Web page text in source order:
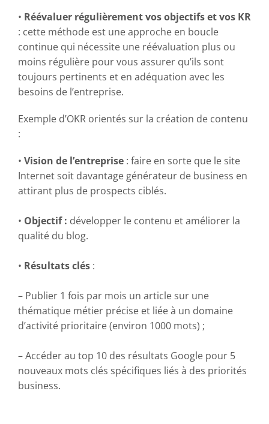
• Réévaluer régulièrement vos objectifs et vos KR
: cette méthode est une approche en boucle
continue qui nécessite une réévaluation plus ou
moins régulière pour vous assurer qu’ils sont
toujours pertinents et en adéquation avec les
besoins de l’entreprise.
Exemple d’OKR orientés sur la création de contenu
:
• Vision de l’entreprise: faire en sorte que le site
Internet soit davantage générateur de business en
attirant plus de prospects ciblés.
• Objectif: développer le contenu et améliorer la
qualité du blog.
• Résultats clés:
– Publier 1 fois par mois un article sur une
thématique métier précise et liée à un domaine
d’activité prioritaire (environ 1000 mots) ;
– Accéder au top 10 des résultats Google pour 5
nouveaux mots clés spécifiques liés à des priorités
business.